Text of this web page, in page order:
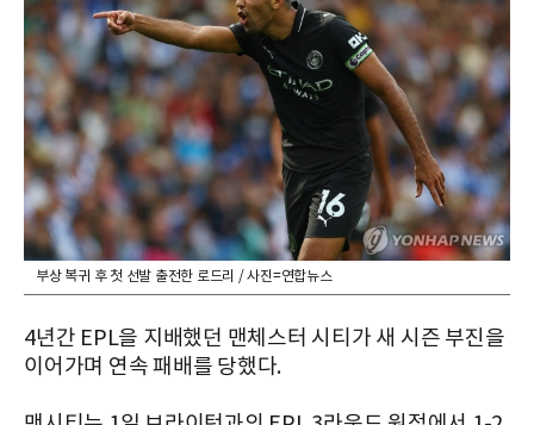
부상 복귀 후 첫 선발 출전한 로드리 / 사진=연합뉴스
4년간 EPL을 지배했던 맨체스터 시티가 새 시즌 부진을
이어가며 연속 패배를 당했다.